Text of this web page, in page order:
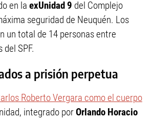
en la exUnidad 9 del Complejo
seguridad de Neuquén. Los
un total de 14 personas entre
SPF.
a prisión perpetua
Roberto Vergara como el cuerpo
integrado porOrlando Horacio